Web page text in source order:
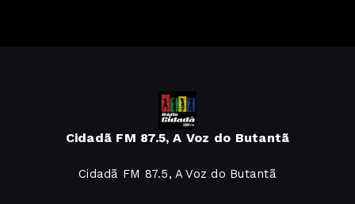
Cidadã FM 87.5, A Voz do Butantã
Cidadã FM 87.5, A Voz do Butantã